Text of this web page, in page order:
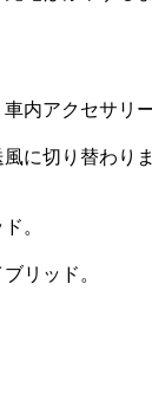
内アクセサリ
に切り替わりま
。
リッド。